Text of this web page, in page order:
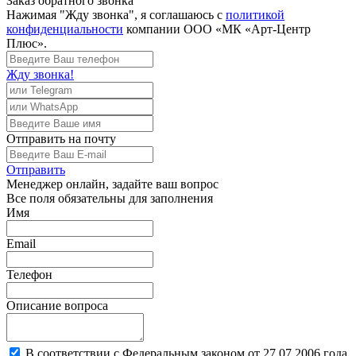
Нажимая "Жду звонка", я соглашаюсь с политикой
конфиденциальности компании ООО «МК «Арт-Центр
Плюс».
Жду звонка!
Отправить на почту
Отправить
Менеджер онлайн, задайте ваш вопрос
Все поля обязательны для заполнения
Имя
Email
Телефон
Описание вопроса
В соответствии с Федеральным законом от 27.07.2006 года